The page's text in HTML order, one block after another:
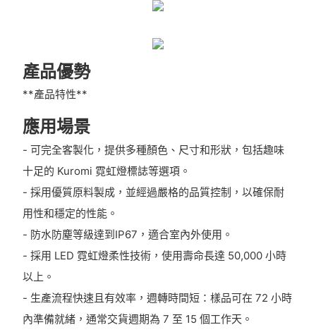
產品優勢
**產品特性**
應用場景
- 可完全客製化，提供多種顏色、尺寸和形狀，包括趣味
十足的 Kuromi 霓虹燈標誌等選項。
- 採用優質原料製成，並經過嚴格的品質控制，以確保耐
用性和穩定的性能。
- 防水防塵等級達到IP67，適合室內外使用。
- 採用 LED 霓虹燈柔性技術，使用壽命長達 50,000 小時
以上。
- 生產流程快速且有效率，週轉時間短：樣品可在 72 小時
內準備就緒，通常交貨週期為 7 至 15 個工作天。